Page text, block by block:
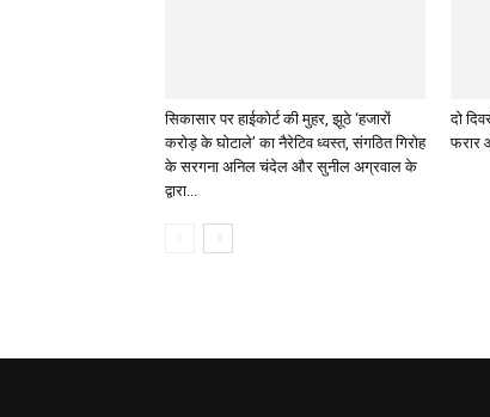
सिकासार पर हाईकोर्ट की मुहर, झूठे ‘हजारों
करोड़ के घोटाले’ का नैरेटिव ध्वस्त, संगठित गिरोह
के सरगना अनिल चंदेल और सुनील अग्रवाल के
द्वारा...
दो
फरार